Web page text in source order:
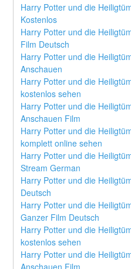
Harry Potter und die
Kostenlos
Harry Potter und die
Film Deutsch
Harry Potter und die
Anschauen
Harry Potter und die
kostenlos sehen
Harry Potter und die
Anschauen Film
Harry Potter und die
komplett online sehen
Harry Potter und die
Stream German
Harry Potter und die
Deutsch
Harry Potter und die
Ganzer Film Deutsch
Harry Potter und die
kostenlos sehen
Harry Potter und die
Anschauen Film